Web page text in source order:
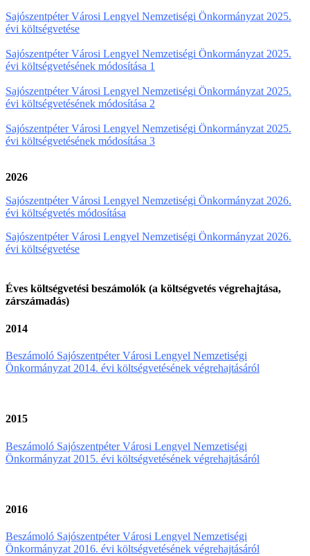
Sajószentpéter Városi Lengyel Nemzetiségi Önkormányzat 2025.
évi költségvetése
Sajószentpéter Városi Lengyel Nemzetiségi Önkormányzat 2025.
évi költségvetésének módosítása 1
Sajószentpéter Városi Lengyel Nemzetiségi Önkormányzat 2025.
évi költségvetésének módosítása 2
Sajószentpéter Városi Lengyel Nemzetiségi Önkormányzat 2025.
évi költségvetésének módosítása 3
2026
Sajószentpéter Városi Lengyel Nemzetiségi Önkormányzat 2026.
évi költségvetés módosítása
Sajószentpéter Városi Lengyel Nemzetiségi Önkormányzat 2026.
évi költségvetése
Éves költségvetési beszámolók (a költségvetés végrehajtása,
zárszámadás)
2014
Beszámoló Sajószentpéter Városi Lengyel Nemzetiségi
Önkormányzat 2014. évi költségvetésének végrehajtásáról
2015
Beszámoló Sajószentpéter Városi Lengyel Nemzetiségi
Önkormányzat 2015. évi költségvetésének végrehajtásáról
2016
Beszámoló Sajószentpéter Városi Lengyel Nemzetiségi
Önkormányzat 2016. évi költségvetésének végrehajtásáról